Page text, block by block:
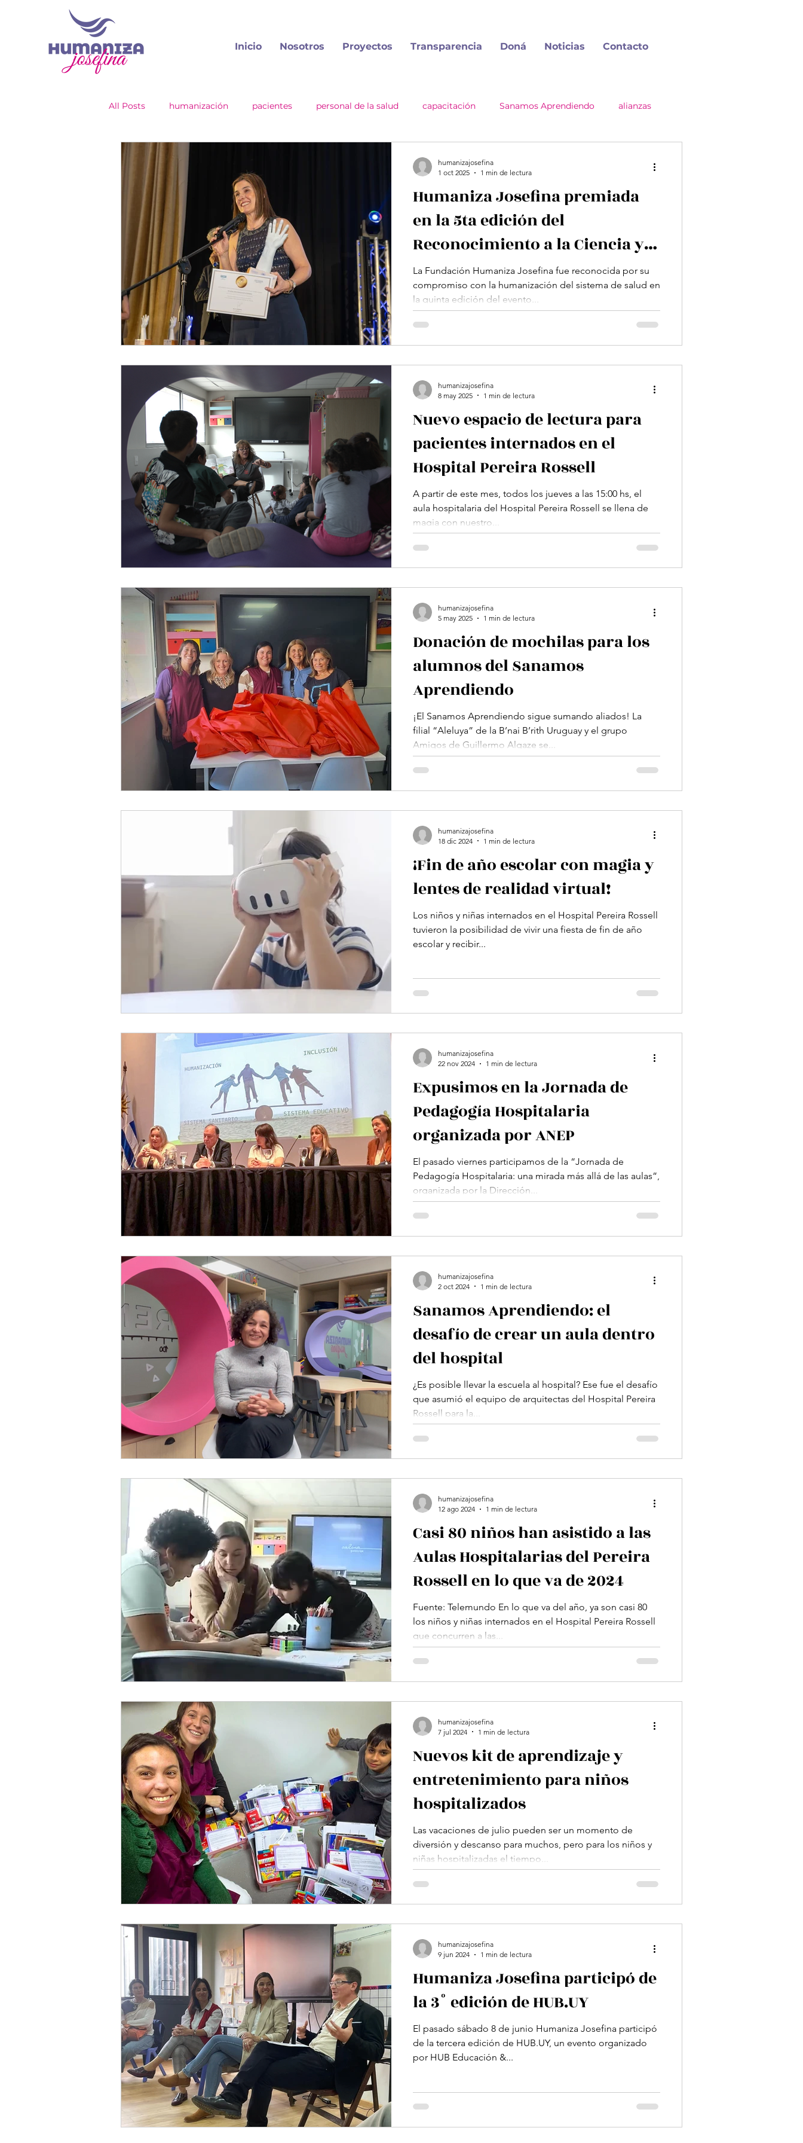
Inicio Nosotros Proyectos Transparencia Doná Noticias Contacto
All Posts humanización pacientes personal de la salud capacitación Sanamos Aprendiendo alianzas
empresas
Humaniza Josefina premiada
en la 5ta edición del
Reconocimiento a la Ciencia y
la Salud de Uruguay
La Fundación Humaniza Josefina fue reconocida por su
compromiso con la humanización del sistema de salud en
la quinta edición del evento...
humanizajosefina
1 oct 2025
1 min de lectura
Nuevo espacio de lectura para
pacientes internados en el
Hospital Pereira Rossell
A partir de este mes, todos los jueves a las 15:00 hs, el
aula hospitalaria del Hospital Pereira Rossell se llena de
magia con nuestro...
humanizajosefina
8 may 2025
1 min de lectura
Donación de mochilas para los
alumnos del Sanamos
Aprendiendo
¡El Sanamos Aprendiendo sigue sumando aliados! La
filial “Aleluya” de la B’nai B’rith Uruguay y el grupo
Amigos de Guillermo Algaze se...
humanizajosefina
5 may 2025
1 min de lectura
¡Fin de año escolar con magia y
lentes de realidad virtual!
Los niños y niñas internados en el Hospital Pereira Rossell
tuvieron la posibilidad de vivir una fiesta de fin de año
escolar y recibir...
humanizajosefina
18 dic 2024
1 min de lectura
Expusimos en la Jornada de
Pedagogía Hospitalaria
organizada por ANEP
El pasado viernes participamos de la “Jornada de
Pedagogía Hospitalaria: una mirada más allá de las aulas”,
organizada por la Dirección...
humanizajosefina
22 nov 2024
1 min de lectura
Sanamos Aprendiendo: el
desafío de crear un aula dentro
del hospital
¿Es posible llevar la escuela al hospital? Ese fue el desafío
que asumió el equipo de arquitectas del Hospital Pereira
Rossell para la...
humanizajosefina
2 oct 2024
1 min de lectura
Casi 80 niños han asistido a las
Aulas Hospitalarias del Pereira
Rossell en lo que va de 2024
Fuente: Telemundo En lo que va del año, ya son casi 80
los niños y niñas internados en el Hospital Pereira Rossell
que concurren a las...
humanizajosefina
12 ago 2024
1 min de lectura
Nuevos kit de aprendizaje y
entretenimiento para niños
hospitalizados
Las vacaciones de julio pueden ser un momento de
diversión y descanso para muchos, pero para los niños y
niñas hospitalizadas el tiempo...
humanizajosefina
7 jul 2024
1 min de lectura
Humaniza Josefina participó de
la 3° edición de HUB.UY
El pasado sábado 8 de junio Humaniza Josefina participó
de la tercera edición de HUB.UY, un evento organizado
por HUB Educación &...
humanizajosefina
9 jun 2024
1 min de lectura